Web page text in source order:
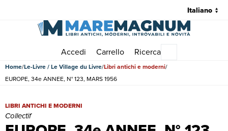
Accedi Carrello Ricerca
Home Le-Livre / Le Village du Livre Libri antichi e moderni
EUROPE, 34e ANNEE, N° 123, MARS 1956
EUROPE, 34e ANNEE, N° 123, MARS 1956 | Libri antichi e moderni
LIBRI ANTICHI E MODERNI
Collectif